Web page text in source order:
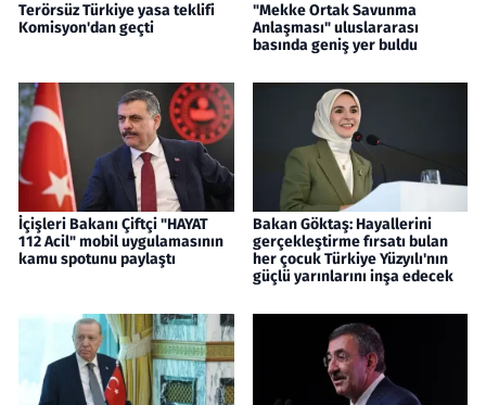
Terörsüz Türkiye yasa teklifi
Komisyon'dan geçti
"Mekke Ortak Savunma
Anlaşması" uluslararası
basında geniş yer buldu
İçişleri Bakanı Çiftçi "HAYAT
112 Acil" mobil uygulamasının
kamu spotunu paylaştı
Bakan Göktaş: Hayallerini
gerçekleştirme fırsatı bulan
her çocuk Türkiye Yüzyılı'nın
güçlü yarınlarını inşa edecek